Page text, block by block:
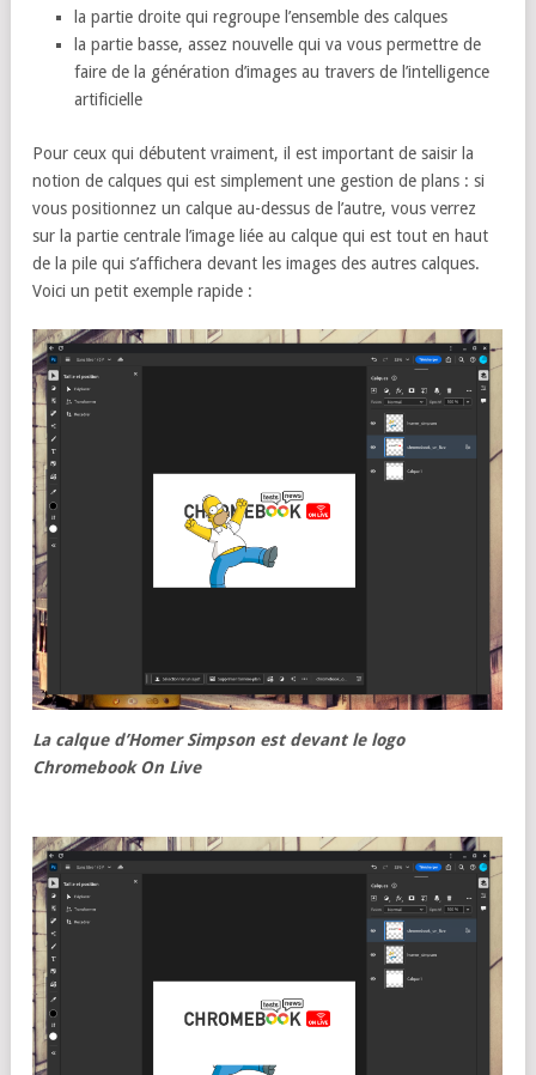
la partie droite qui regroupe l’ensemble des calques
la partie basse, assez nouvelle qui va vous permettre de
faire de la génération d’images au travers de l’intelligence
artificielle
Pour ceux qui débutent vraiment, il est important de saisir la
notion de calques qui est simplement une gestion de plans : si
vous positionnez un calque au-dessus de l’autre, vous verrez
sur la partie centrale l’image liée au calque qui est tout en haut
de la pile qui s’affichera devant les images des autres calques.
Voici un petit exemple rapide :
La calque d’Homer Simpson est devant le logo
Chromebook On Live